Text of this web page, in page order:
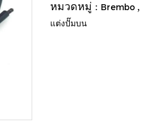
หมวดหมู่ : Brembo ,
แต่งปั๊มบน